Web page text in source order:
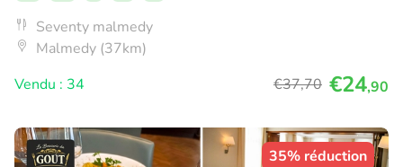
Seventy malmedy
Malmedy (37km)
Vendu : 34
€37,70 €24,90
35% réduction